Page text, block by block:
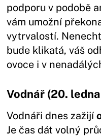
podporu v podobě
vám umožní
vytrvalostí.
bude klikatá, váš
ovoce i v
Vodnář (20.
Vodnáři dnes zažijí
Je čas dát volný